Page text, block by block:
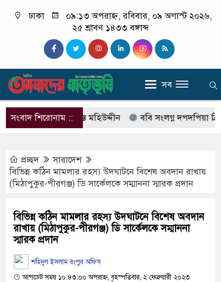
ঢাকা
০৯:১৩ অপরাহ্ন, রবিবার, ০৯ অগাস্ট ২০২৬,
২৫ শ্রাবণ ১৪৩৩ বঙ্গাব্দ
সব
সংবাদ শিরোনাম ::
সাময়িক বরখাস্ত মহিউদ্দীন ববি সংলগ্ন দপদপিয়া ব্রিজে
প্রচ্ছদ
সারাদেশ
বিভিন্ন কঠিন মামলার রহস্য উদঘাটনে বিশেষ অবদান রাখায়
(মিঠাপুকুর-পীরগঞ্জ) ডি সার্কেলকে সম্মাননা স্মারক প্রদান
বিভিন্ন কঠিন মামলার রহস্য উদঘাটনে বিশেষ অবদান
রাখায় (মিঠাপুকুর-পীরগঞ্জ) ডি সার্কেলকে সম্মাননা
স্মারক প্রদান
শহিদুল ইসলাম রংপুর অফিস
আপডেট সময় ১০:৪৩:০০ অপরাহ্ন, বৃহস্পতিবার, ২ ফেব্রুয়ারী ২০২৩